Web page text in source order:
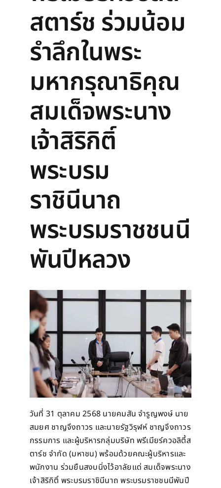
สตาร์ช ร่วมน้อม
รำลึกในพระ
มหากรุณาธิคุณ
สมเด็จพระนาง
เจ้าสิริกิติ์
พระบรม
ราชินีนาถ
พระบรมราชชนนี
พันปีหลวง
วันที่ 31 ตุลาคม 2568 นายคมสัน จำรูญพงษ์ นาย
สมยศ ชาญจึงถาวร และนายรัฐวิรุฬห์ ชาญจึงถาวร
กรรมการ และผู้บริหารกลุ่มบริษัท พรีเมียร์ควอลิตี้ส
ตาร์ช จำกัด (มหาชน) พร้อมด้วยคณะผู้บริหารและ
พนักงาน ร่วมยืนสงบนิ่งไว้อาลัยแด่ สมเด็จพระนาง
เจ้าสิริกิติ์ พระบรมราชินีนาถ พระบรมราชชนนีพันปี